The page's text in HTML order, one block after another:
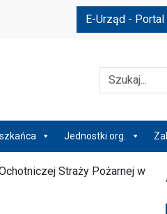
E-Urząd -
Szukaj
Jednostki org.
Straży Pożarnej w